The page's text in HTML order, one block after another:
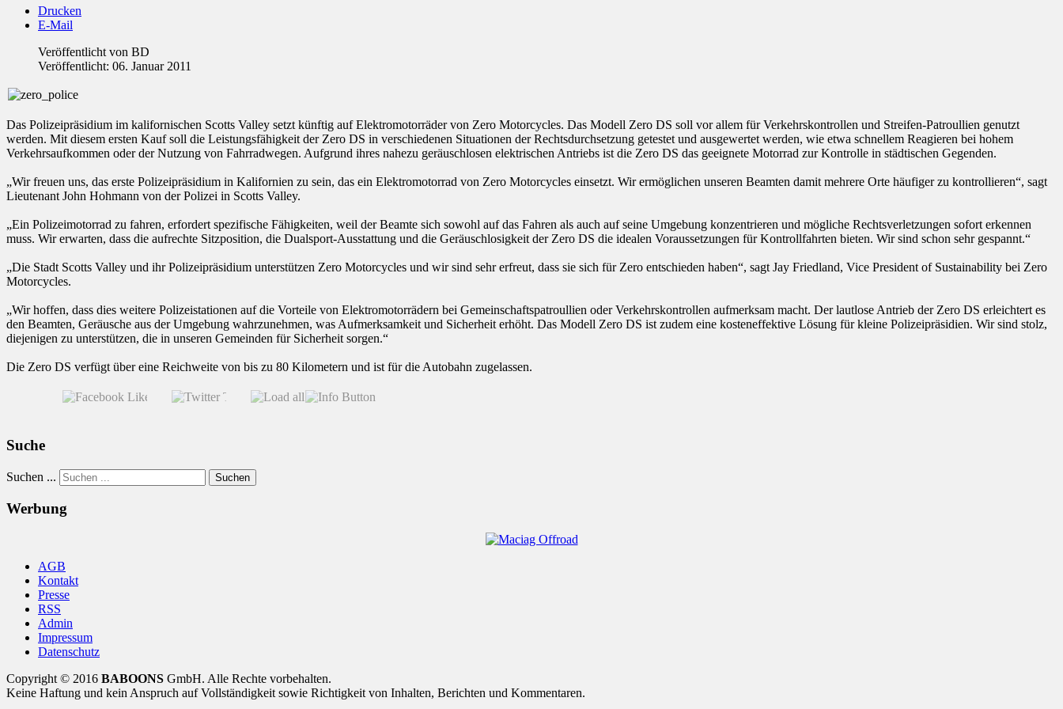
Drucken
E-Mail
Veröffentlicht von BD
Veröffentlicht: 06. Januar 2011
Das Polizeipräsidium im kalifornischen Scotts Valley setzt künftig auf Elektromotorräder von Zero Motorcycles. Das Modell Zero DS soll vor allem für Verkehrskontrollen und Streifen-Patroullien genutzt
werden. Mit diesem ersten Kauf soll die Leistungsfähigkeit der Zero DS in verschiedenen Situationen der Rechtsdurchsetzung getestet und ausgewertet werden, wie etwa schnellem Reagieren bei hohem
Verkehrsaufkommen oder der Nutzung von Fahrradwegen. Aufgrund ihres nahezu geräuschlosen elektrischen Antriebs ist die Zero DS das geeignete Motorrad zur Kontrolle in städtischen Gegenden.
„Wir freuen uns, das erste Polizeipräsidium in Kalifornien zu sein, das ein Elektromotorrad von Zero Motorcycles einsetzt. Wir ermöglichen unseren Beamten damit mehrere Orte häufiger zu kontrollieren“, sagt
Lieutenant John Hohmann von der Polizei in Scotts Valley.
„Ein Polizeimotorrad zu fahren, erfordert spezifische Fähigkeiten, weil der Beamte sich sowohl auf das Fahren als auch auf seine Umgebung konzentrieren und mögliche Rechtsverletzungen sofort erkennen
muss. Wir erwarten, dass die aufrechte Sitzposition, die Dualsport-Ausstattung und die Geräuschlosigkeit der Zero DS die idealen Voraussetzungen für Kontrollfahrten bieten. Wir sind schon sehr gespannt.“
„Die Stadt Scotts Valley und ihr Polizeipräsidium unterstützen Zero Motorcycles und wir sind sehr erfreut, dass sie sich für Zero entschieden haben“, sagt Jay Friedland, Vice President of Sustainability bei Zero
Motorcycles.
„Wir hoffen, dass dies weitere Polizeistationen auf die Vorteile von Elektromotorrädern bei Gemeinschaftspatroullien oder Verkehrskontrollen aufmerksam macht. Der lautlose Antrieb der Zero DS erleichtert es
den Beamten, Geräusche aus der Umgebung wahrzunehmen, was Aufmerksamkeit und Sicherheit erhöht. Das Modell Zero DS ist zudem eine kosteneffektive Lösung für kleine Polizeipräsidien. Wir sind stolz,
diejenigen zu unterstützen, die in unseren Gemeinden für Sicherheit sorgen.“
Die Zero DS verfügt über eine Reichweite von bis zu 80 Kilometern und ist für die Autobahn zugelassen.
Suche
Suchen ... Suchen
Werbung
AGB
Kontakt
Presse
RSS
Admin
Impressum
Datenschutz
Copyright © 2016 BABOONS GmbH. Alle Rechte vorbehalten.
Keine Haftung und kein Anspruch auf Vollständigkeit sowie Richtigkeit von Inhalten, Berichten und Kommentaren.